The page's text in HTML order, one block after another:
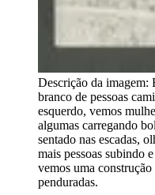
Descrição da imagem:
branco de pessoas
esquerdo, vemos
algumas carregando
sentado nas escadas,
mais pessoas subindo
vemos uma
penduradas.